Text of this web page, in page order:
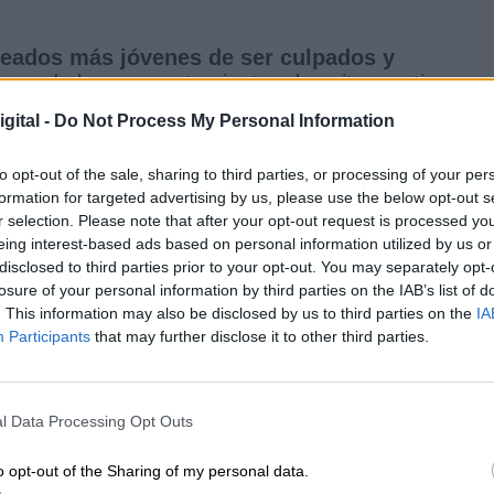
- Do Not Process My Personal Information
opt-out of the sale, sharing to third parties, or processing of your
for targeted advertising by us, please use the below opt-out
selection. Please note that after your opt-out request is processed
interest-based ads based on personal information utilized by us
to third parties prior to your opt-out. You may separately
of your personal information by third parties on the IAB’s list of
This information may also be disclosed by us to third parties on the
Participants that may further disclose it to other third parties.
Data Processing Opt Outs
opt-out of the Sharing of my personal data.
más jóvenes de ser culpados y
de los comportamientos descritos no tienen
mayoría de los empleados junior asistieron a
presentes, o incluso los habían organizado
aprendido la lección, y aunque es un asunto que
cuenta a la hora de adoptar medidas
inaceptables, en ningún caso